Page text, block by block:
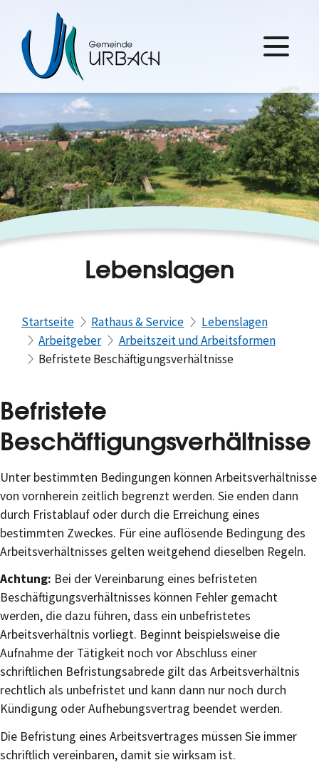
Lebenslagen
Startseite Rathaus & Service
Lebenslagen
Arbeitgeber
Arbeitszeit und Arbeitsformen
Befristete Beschäftigungsverhältnisse
Befristete
Beschäftigungsverhältnisse
Unter bestimmten Bedingungen können Arbeitsverhältnisse
von vornherein zeitlich begrenzt werden. Sie enden dann
durch Fristablauf oder durch die Erreichung eines
bestimmten Zweckes. Für eine auflösende Bedingung des
Arbeitsverhältnisses gelten weitgehend dieselben Regeln.
Achtung: Bei der Vereinbarung eines befristeten
Beschäftigungsverhältnisses können Fehler gemacht
werden, die dazu führen, dass ein unbefristetes
Arbeitsverhältnis vorliegt. Beginnt beispielsweise die
Aufnahme der Tätigkeit noch vor Abschluss einer
schriftlichen Befristungsabrede gilt das Arbeitsverhältnis
rechtlich als unbefristet und kann dann nur noch durch
Kündigung oder Aufhebungsvertrag beendet werden.
Die Befristung eines Arbeitsvertrages müssen Sie immer
schriftlich vereinbaren, damit sie wirksam ist.